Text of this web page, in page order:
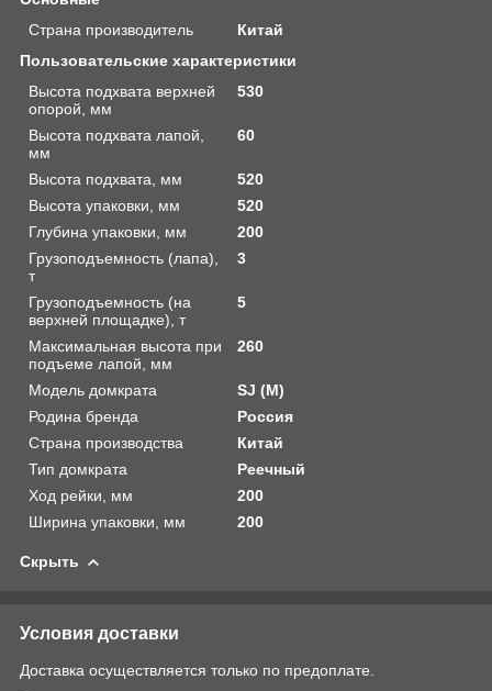
Страна производитель
Китай
Пользовательские характеристики
Высота подхвата верхней
опорой, мм
530
Высота подхвата лапой,
мм
60
Высота подхвата, мм
520
Высота упаковки, мм
520
Глубина упаковки, мм
200
Грузоподъемность (лапа),
т
3
Грузоподъемность (на
верхней площадке), т
5
Максимальная высота при
подъеме лапой, мм
260
Модель домкрата
SJ (M)
Родина бренда
Россия
Страна производства
Китай
Тип домкрата
Реечный
Ход рейки, мм
200
Ширина упаковки, мм
200
Скрыть
Условия доставки
Доставка осуществляется только по предоплате.